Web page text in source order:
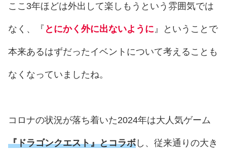
ここ3年ほどは外出して楽しもうという雰囲気では
なく、『 とにかく外に出ないように 』ということで
本来あるはずだったイベントについて考えることも
なくなっていましたね。
コロナの状況が落ち着いた2024年は大人気ゲーム
『ドラゴンクエスト』とコラボ し、従来通りの大き